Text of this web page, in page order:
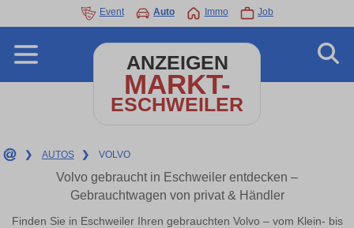
Event Auto Immo Job
ANZEIGEN
MARKT-
ESCHWEILER
❯ AUTOS ❯ VOLVO
Volvo gebraucht in Eschweiler entdecken –
Gebrauchtwagen von privat & Händler
Finden Sie in Eschweiler Ihren gebrauchten Volvo – vom Klein- bis